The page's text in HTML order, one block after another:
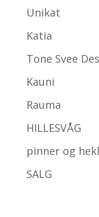
Unikat
Katia
Tone Svee
Kauni
Rauma
HILLESVÅG
pinner og
SALG